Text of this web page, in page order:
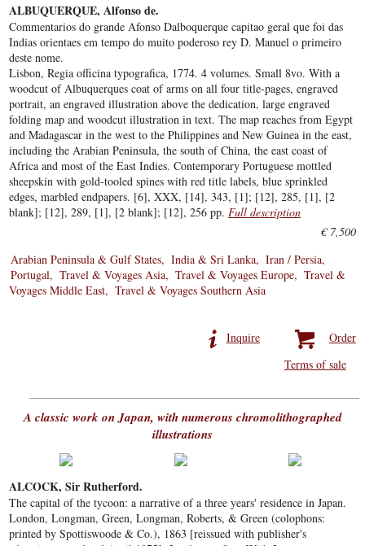
ALBUQUERQUE, Alfonso de.
Commentarios do grande Afonso Dalboquerque capitao geral que foi das
Indias orientaes em tempo do muito poderoso rey D. Manuel o primeiro
deste nome.
Lisbon, Regia officina typografica, 1774. 4 volumes. Small 8vo. With a
woodcut of Albuquerques coat of arms on all four title-pages, engraved
portrait, an engraved illustration above the dedication, large engraved
folding map and woodcut illustration in text. The map reaches from Egypt
and Madagascar in the west to the Philippines and New Guinea in the east,
including the Arabian Peninsula, the south of China, the east coast of
Africa and most of the East Indies. Contemporary Portuguese mottled
sheepskin with gold-tooled spines with red title labels, blue sprinkled
edges, marbled endpapers. [6], XXX, [14], 343, [1]; [12], 285, [1], [2
blank]; [12], 289, [1], [2 blank]; [12], 256 pp.Full description
€ 7,500
Arabian Peninsula & Gulf States
India & Sri Lanka
Iran / Persia
Portugal
Travel & Voyages Asia Travel & Voyages Europe
Travel &
Voyages Middle East
Travel & Voyages Southern Asia
Order
Inquire
Terms of sale
A classic work on Japan, with numerous chromolithographed
illustrations
ALCOCK, Sir Rutherford.
The capital of the tycoon: a narrative of a three years' residence in Japan.
London, Longman, Green, Longman, Roberts, & Green (colophons:
printed by Spottiswoode & Co.), 1863 [reissued with publisher's